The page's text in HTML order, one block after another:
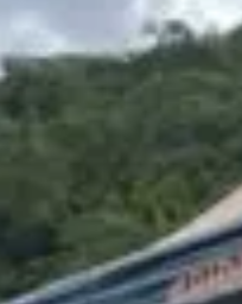
A Shimano Fest 2023
e os amantes do ciclismo
preparar para uma